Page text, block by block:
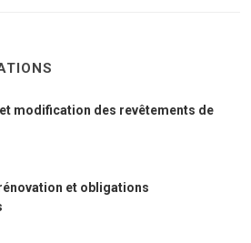
modification des revêtements de
et obligations